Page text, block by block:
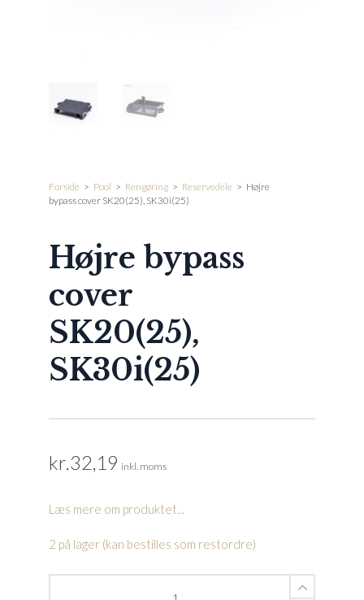
Forside > Pool > Rengøring > Reservedele > Højre
bypass cover SK20(25), SK30i(25)
Højre bypass
cover
SK20(25),
SK30i(25)
kr. 32,19 inkl. moms
Læs mere om produktet...
2 på lager (kan bestilles som restordre)